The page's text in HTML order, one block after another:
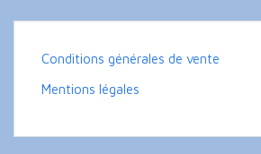
Conditions générales de vente
Mentions légales